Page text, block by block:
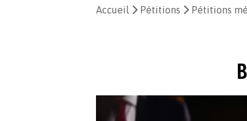
Accueil Pétitions Pétitions